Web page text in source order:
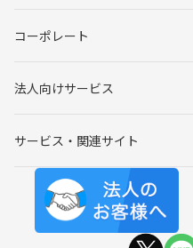
コーポレート
法人向けサービス
サービス・関連サイト